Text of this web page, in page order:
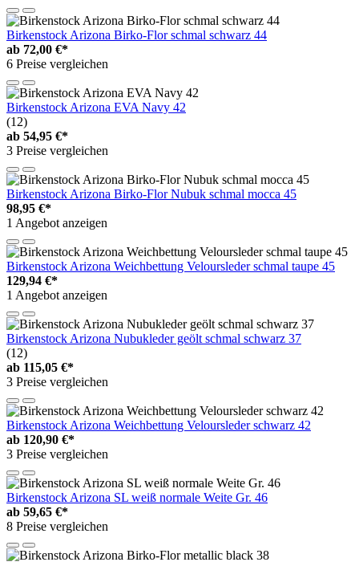
Birkenstock Arizona Birko-Flor schmal schwarz 44
ab 72,00 €*
6 Preise vergleichen
Birkenstock Arizona EVA Navy 42
(12)
ab 54,95 €*
3 Preise vergleichen
Birkenstock Arizona Birko-Flor Nubuk schmal mocca 45
98,95 €*
1 Angebot anzeigen
Birkenstock Arizona Weichbettung Veloursleder schmal taupe 45
129,94 €*
1 Angebot anzeigen
Birkenstock Arizona Nubukleder geölt schmal schwarz 37
(12)
ab 115,05 €*
3 Preise vergleichen
Birkenstock Arizona Weichbettung Veloursleder schwarz 42
ab 120,90 €*
3 Preise vergleichen
Birkenstock Arizona SL weiß normale Weite Gr. 46
ab 59,65 €*
8 Preise vergleichen